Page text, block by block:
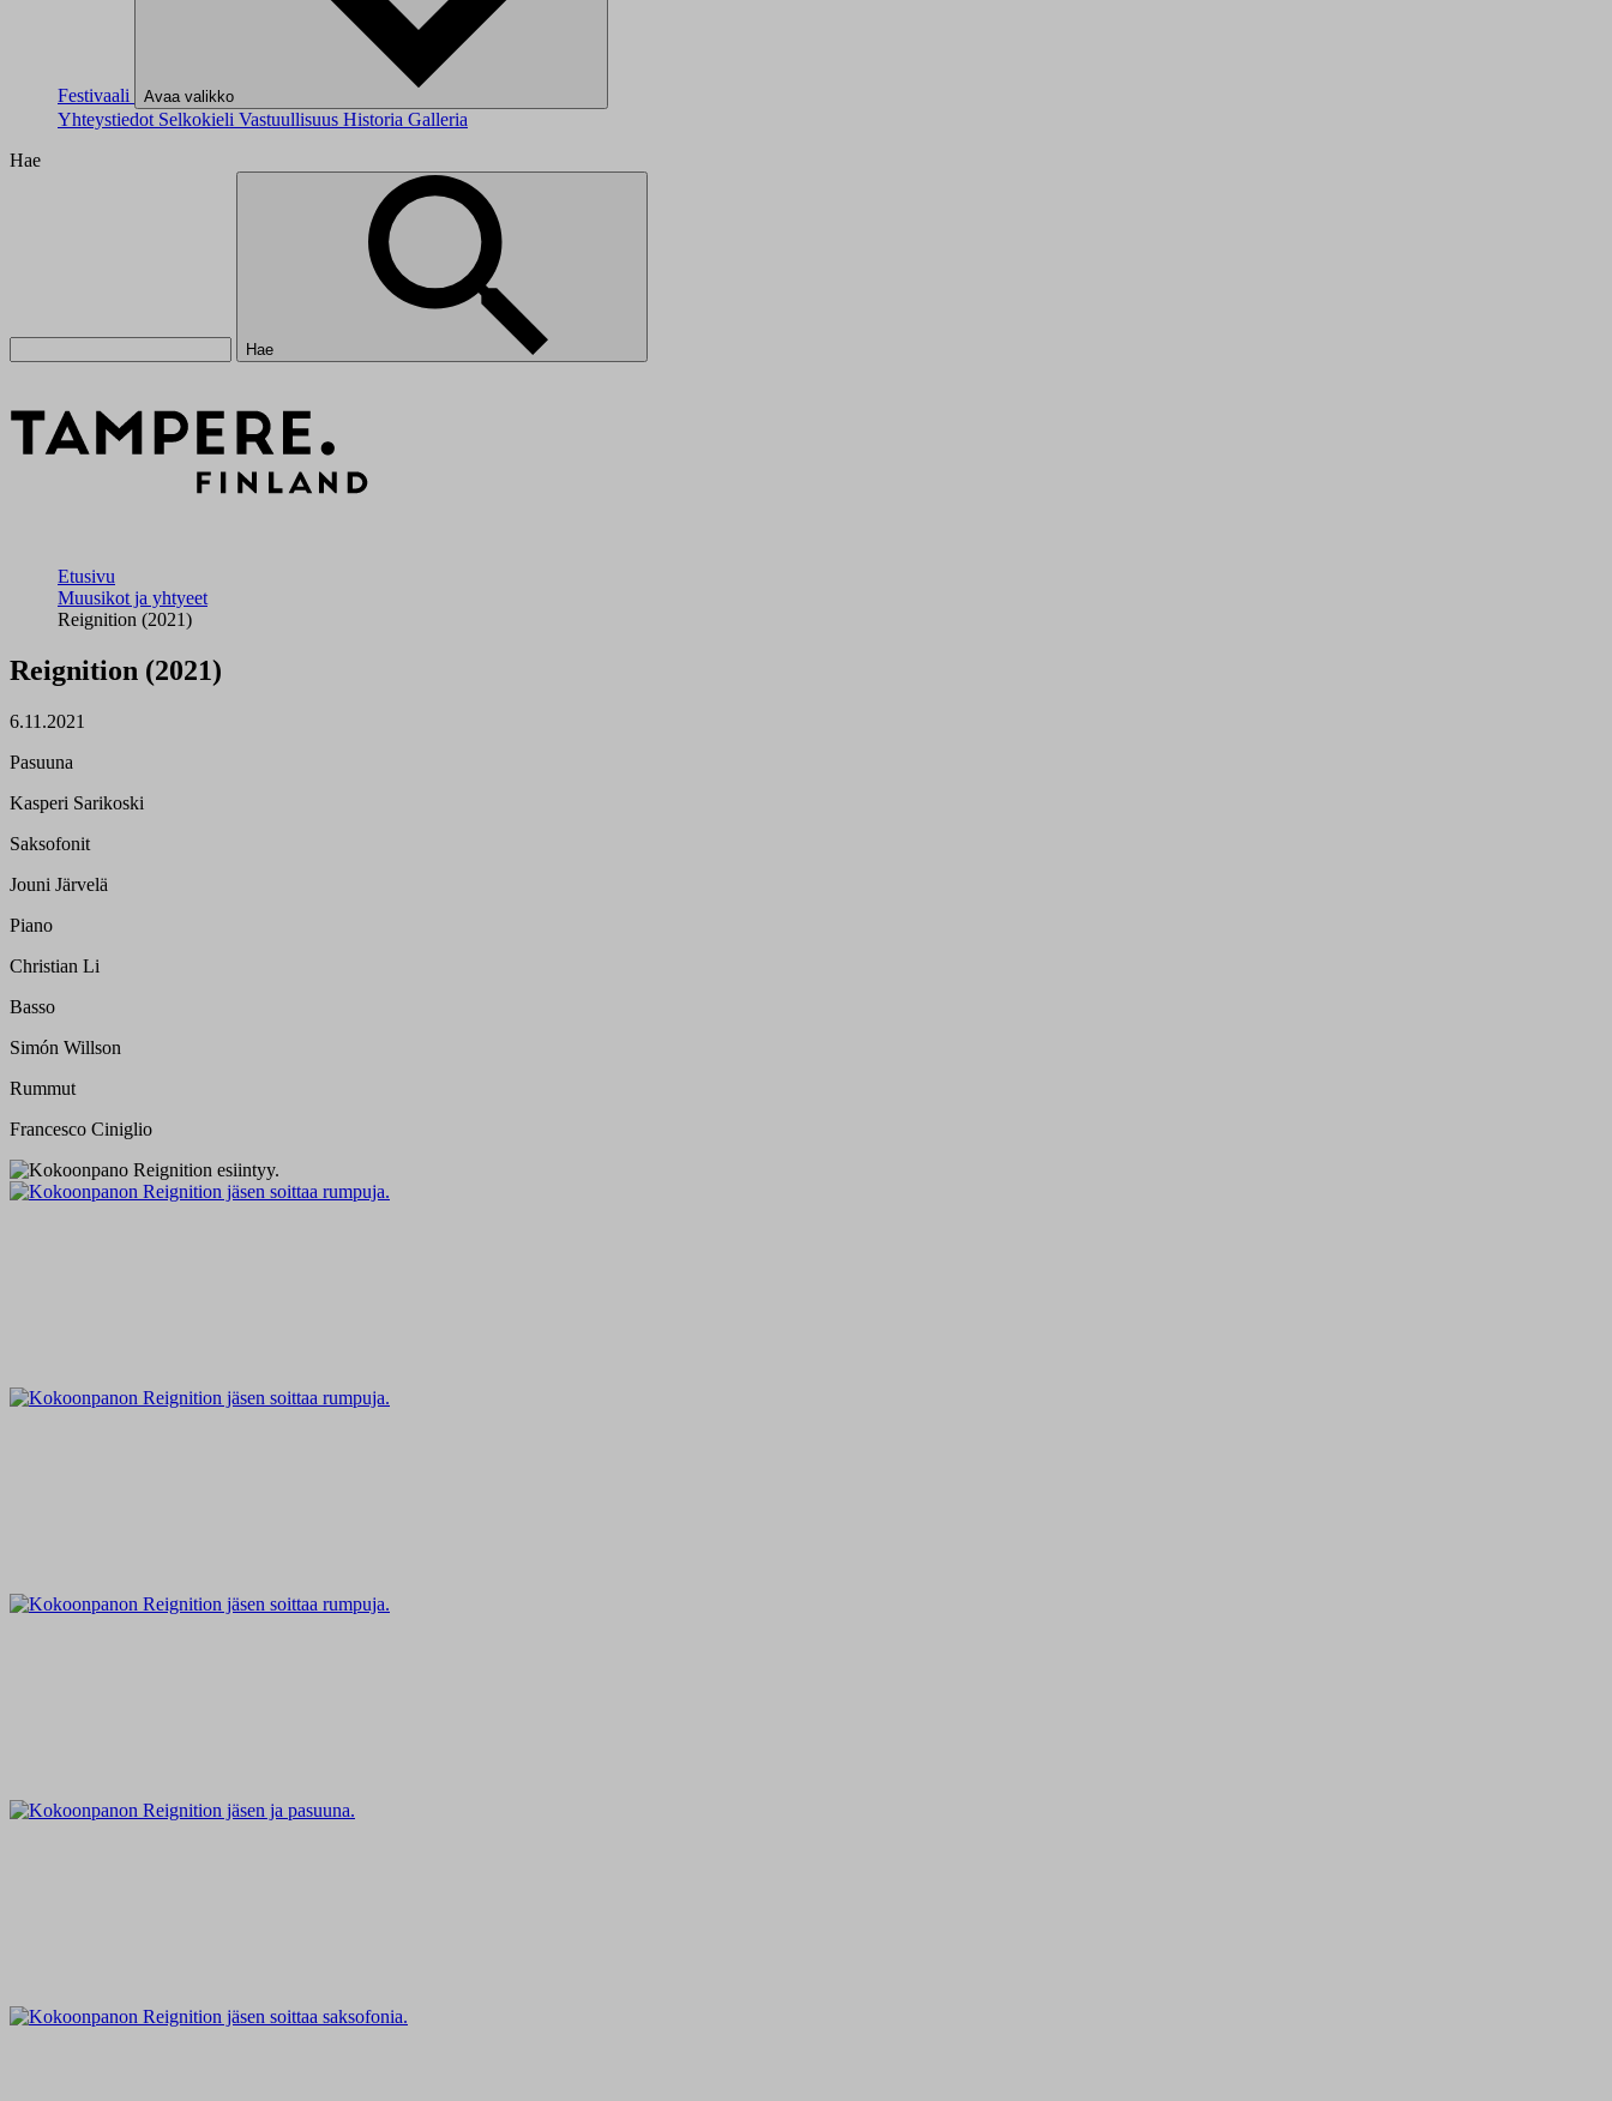
Festivaali Avaa valikko
Yhteystiedot Selkokieli Vastuullisuus Historia Galleria
Hae
Hae
Etusivu
Muusikot ja yhtyeet
Reignition (2021)
Reignition (2021)
6.11.2021
Pasuuna
Kasperi Sarikoski
Saksofonit
Jouni Järvelä
Piano
Christian Li
Basso
Simón Willson
Rummut
Francesco Ciniglio